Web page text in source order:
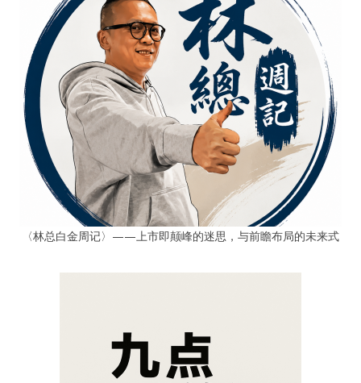
〈林总白金周记〉——上市即颠峰的迷思，与前瞻布局的未来式